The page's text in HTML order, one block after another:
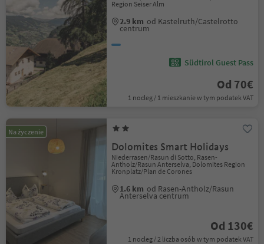
Region Seiser Alm
2.9 km od Kastelruth/Castelrotto
centrum
Südtirol Guest Pass
Od 70€
1 nocleg / 1 mieszkanie w tym podatek VAT
Na życzenie
Dolomites Smart Holidays
Niederrasen/Rasun di Sotto, Rasen-
Antholz/Rasun Anterselva, Dolomites Region
Kronplatz/Plan de Corones
1.6 km od Rasen-Antholz/Rasun
Anterselva centrum
Od 130€
1 nocleg / 2 liczba osób w tym podatek VAT